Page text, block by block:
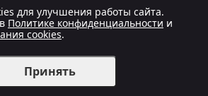
для улучшения работы сайта.
Политике конфиденциальности и
cookies.
Принять